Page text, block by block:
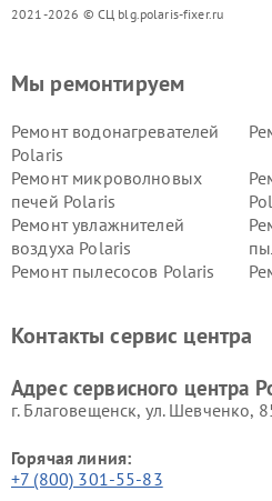
2021-2026 © СЦ blg.polaris-fixer.ru
Мы ремонтируем
Ремонт водонагревателей
Polaris
Ремонт микроволновых
печей Polaris
Ремонт увлажнителей
воздуха Polaris
Ремонт пылесосов Polaris
Контакты сервис центра
Адрес сервисного центра
г. Благовещенск, ул. Шевченко,
Горячая линия:
+7 (800) 301-55-83